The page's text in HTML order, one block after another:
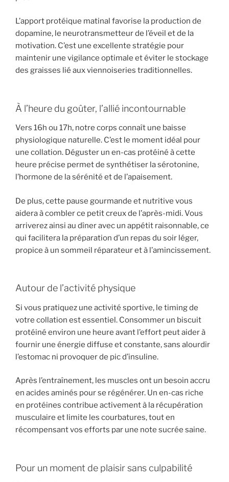
L’apport protéique matinal favorise la production de
dopamine, le neurotransmetteur de l’éveil et de la
motivation. C’est une excellente stratégie pour
maintenir une vigilance optimale et éviter le stockage
des graisses lié aux viennoiseries traditionnelles.
À l’heure du goûter, l’allié incontournable
Vers 16h ou 17h, notre corps connaît une baisse
physiologique naturelle. C’est le moment idéal pour
une collation. Déguster un en-cas protéiné à cette
heure précise permet de synthétiser la sérotonine,
l’hormone de la sérénité et de l’apaisement.
De plus, cette pause gourmande et nutritive vous
aidera à combler ce petit creux de l’après-midi. Vous
arriverez ainsi au dîner avec un appétit raisonnable, ce
qui facilitera la préparation d’un repas du soir léger,
propice à un sommeil réparateur et à l’amincissement.
Autour de l’activité physique
Si vous pratiquez une activité sportive, le timing de
votre collation est essentiel. Consommer un biscuit
protéiné environ une heure avant l’effort peut aider à
fournir une énergie diffuse et constante, sans alourdir
l’estomac ni provoquer de pic d’insuline.
Après l’entraînement, les muscles ont un besoin accru
en acides aminés pour se régénérer. Un en-cas riche
en protéines contribue activement à la récupération
musculaire et limite les courbatures, tout en
récompensant vos efforts par une note sucrée saine.
Pour un moment de plaisir sans culpabilité